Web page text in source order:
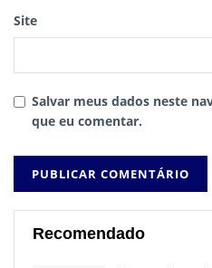
Site
Salvar meus dados neste
que eu comentar.
Recomendado